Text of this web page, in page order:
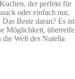
der perfekt für
oder einfach nur,
Beste daran? Es ist
Möglichkeit, überreife
die Welt des Nutella